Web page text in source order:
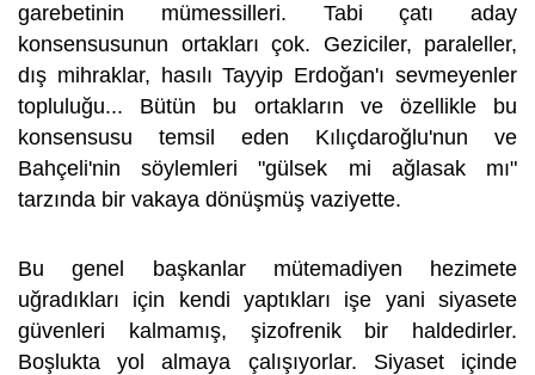
garebetinin mümessilleri. Tabi çatı aday
konsensusunun ortakları çok. Geziciler, paraleller,
dış mihraklar, hasılı Tayyip Erdoğan'ı sevmeyenler
topluluğu... Bütün bu ortakların ve özellikle bu
konsensusu temsil eden Kılıçdaroğlu'nun ve
Bahçeli'nin söylemleri "gülsek mi ağlasak mı"
tarzında bir vakaya dönüşmüş vaziyette.
Bu genel başkanlar mütemadiyen hezimete
uğradıkları için kendi yaptıkları işe yani siyasete
güvenleri kalmamış, şizofrenik bir haldedirler.
Boşlukta yol almaya çalışıyorlar. Siyaset içinde